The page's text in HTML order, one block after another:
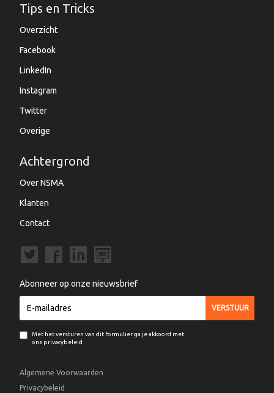
Tips en Tricks
Overzicht
Facebook
LinkedIn
Instagram
Twitter
Overige
Achtergrond
Over NSMA
Klanten
Contact
Abonneer op onze nieuwsbrief
Met het versturen van dit formulier ga je akkoord met
ons privacybeleid
Algemene Voorwaarden
Privacybeleid